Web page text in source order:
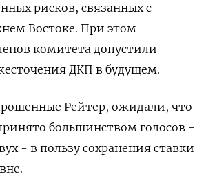
рисков, связанных с
Востоке. При этом
комитета ​допустили
​ДКП в будущем.
Рейтер, ожидали, что
большинством голосов -
- в пользу сохранения ставки